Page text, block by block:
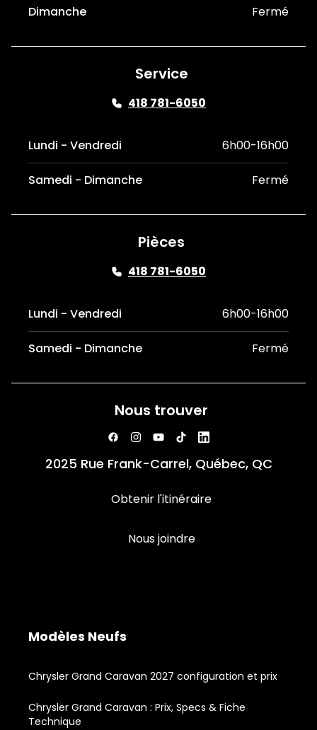
Dimanche Fermé
Service
418 781-6050
Lundi - Vendredi 6h00-16h00
Samedi - Dimanche Fermé
Pièces
418 781-6050
Lundi - Vendredi 6h00-16h00
Samedi - Dimanche Fermé
Nous trouver
2025 Rue Frank-Carrel, Québec, QC
Obtenir l'itinéraire
Nous joindre
Modèles Neufs
Chrysler Grand Caravan 2027 configuration et prix
Chrysler Grand Caravan : Prix, Specs & Fiche
Technique